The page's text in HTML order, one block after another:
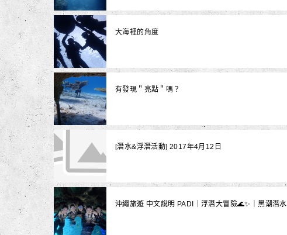
大海裡的角度
有發現＂亮點＂嗎？
[潛水&浮潛活動] 2017年4月12日
沖繩旅遊 中文說明 PADI｜浮潛大冒險🌊✨｜黑潮潛水